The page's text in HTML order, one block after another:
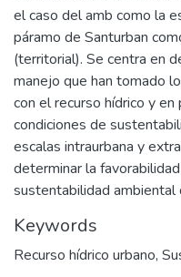
el caso del amb como la
páramo de Santurban
(territorial). Se centra en
manejo que han tomado
con el recurso hídrico y
condiciones de
escalas intraurbana y
determinar la
sustentabilidad ambiental
Keywords
Recurso hídrico urbano,